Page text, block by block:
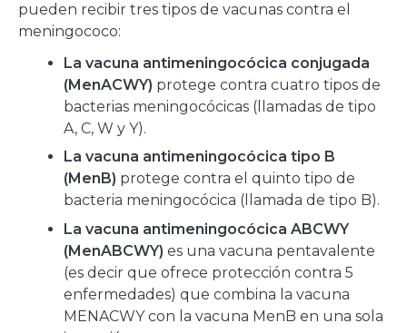
pueden recibir tres tipos de vacunas contra el
meningococo:
La vacuna antimeningocócica conjugada
(MenACWY) protege contra cuatro tipos de
bacterias meningocócicas (llamadas de tipo
A, C, W y Y).
La vacuna antimeningocócica tipo B
(MenB) protege contra el quinto tipo de
bacteria meningocócica (llamada de tipo B).
La vacuna antimeningocócica ABCWY
(MenABCWY) es una vacuna pentavalente
(es decir que ofrece protección contra 5
enfermedades) que combina la vacuna
MENACWY con la vacuna MenB en una sola